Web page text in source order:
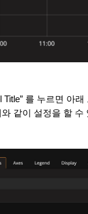
Title” 를 누르면 아
같이 설정을 할